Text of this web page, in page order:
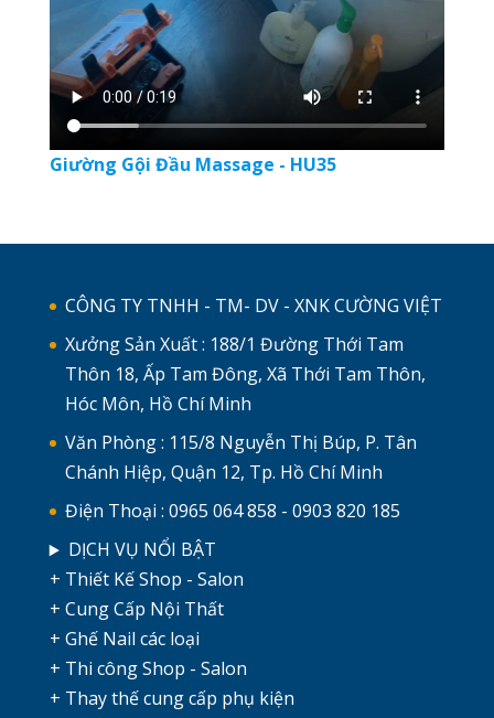
Giường Gội Đầu Massage - HU35
CÔNG TY TNHH - TM- DV - XNK CƯỜNG VIỆT
Xưởng Sản Xuất : 188/1 Đường Thới Tam
Thôn 18, Ấp Tam Đông, Xã Thới Tam Thôn,
Hóc Môn, Hồ Chí Minh
Văn Phòng : 115/8 Nguyễn Thị Búp, P. Tân
Chánh Hiệp, Quận 12, Tp. Hồ Chí Minh
Điện Thoại : 0965 064 858 - 0903 820 185
DỊCH VỤ NỔI BẬT
+ Thiết Kế Shop - Salon
+ Cung Cấp Nội Thất
+ Ghế Nail các loại
+ Thi công Shop - Salon
+ Thay thế cung cấp phụ kiện